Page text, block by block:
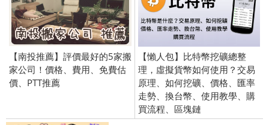
【南投推薦】評價最好的5家搬
家公司！價格、費用、免費估
價、PTT推薦
【懶人包】比特幣挖礦總整
理，虛擬貨幣如何使用？交易
原理、如何挖礦、價格、匯率
走勢、換台幣、使用教學、購
買流程、區塊鏈